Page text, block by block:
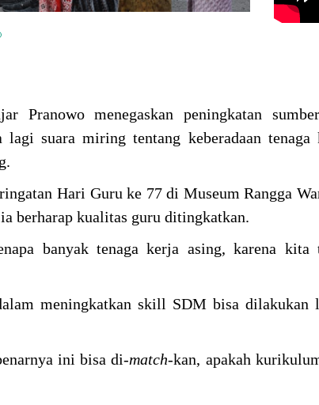
Pranowo menegaskan peningkatan
suara miring tentang keberadaan tenaga
Hari Guru ke 77 di Museum Rangga
berharap kualitas guru ditingkatkan.
banyak tenaga kerja asing, karena kita
meningkatkan skill SDM bisa dilakukan
ini bisa di-match-kan, apakah